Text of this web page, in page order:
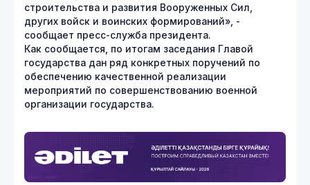
строительства и развития Вооруженных Сил,
других войск и воинских формирований», -
сообщает пресс-служба президента.
Как сообщается, по итогам заседания Главой
государства дан ряд конкретных поручений по
обеспечению качественной реализации
мероприятий по совершенствованию военной
организации государства.